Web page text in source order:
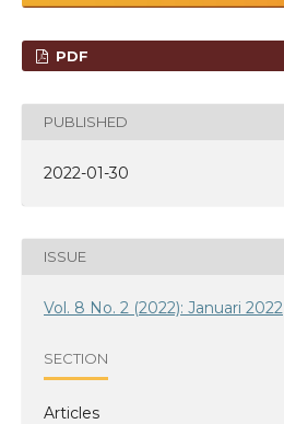
PDF
PUBLISHED
2022-01-30
ISSUE
Vol. 8 No. 2 (2022): Januari 2022
SECTION
Articles